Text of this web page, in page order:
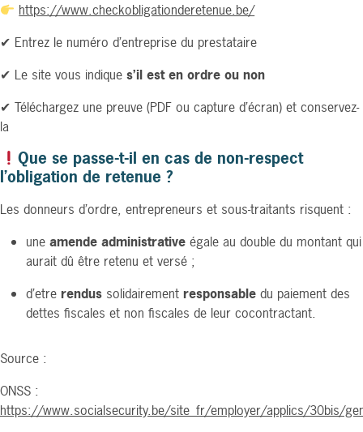
https://www.checkobligationderetenue.be/
✔ Entrez le numéro d’entreprise du prestataire
✔ Le site vous indique s’il est en ordre ou non
✔ Téléchargez une preuve (PDF ou capture d’écran) et conservez-
la
Que se passe-t-il en cas de non-respect
l’obligation de retenue ?
Les donneurs d’ordre, entrepreneurs et sous-traitants risquent :
une amende administrative égale au double du montant qui
aurait dû être retenu et versé ;
d’etre rendus solidairement responsable du paiement des
dettes fiscales et non fiscales de leur cocontractant.
Source :
ONSS :
https://www.socialsecurity.be/site_fr/employer/applics/30bis/